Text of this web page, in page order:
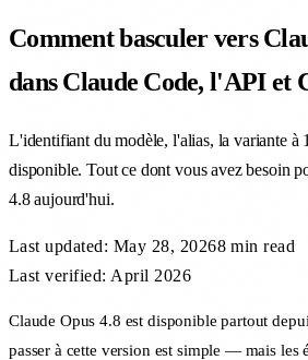
Comment basculer vers
dans Claude Code, l'API et
L'identifiant du modèle, l'alias, la variante à
disponible. Tout ce dont vous avez besoin
4.8 aujourd'hui.
Last updated: May 28, 20268 min read
Last verified: April 2026
Claude Opus 4.8 est disponible partout
passer à cette version est simple — mais les